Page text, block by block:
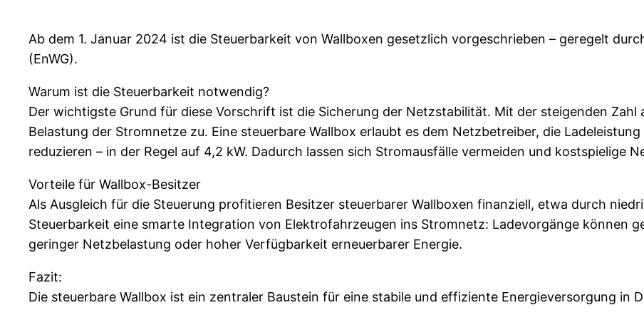
Ab dem 1. Januar 2024 ist die Steuerbarkeit von Wallboxen gesetzlich vorgeschrieben – geregelt
(EnWG).
Warum ist die Steuerbarkeit notwendig?
Der wichtigste Grund für diese Vorschrift ist die Sicherung der Netzstabilität. Mit der steigenden
Belastung der Stromnetze zu. Eine steuerbare Wallbox erlaubt es dem Netzbetreiber, die
reduzieren – in der Regel auf 4,2 kW. Dadurch lassen sich Stromausfälle vermeiden und kostspielige
Vorteile für Wallbox-Besitzer
Als Ausgleich für die Steuerung profitieren Besitzer steuerbarer Wallboxen finanziell, etwa durch
Steuerbarkeit eine smarte Integration von Elektrofahrzeugen ins Stromnetz: Ladevorgänge können
geringer Netzbelastung oder hoher Verfügbarkeit erneuerbarer Energie.
Fazit:
Die steuerbare Wallbox ist ein zentraler Baustein für eine stabile und effiziente Energieversorgung in